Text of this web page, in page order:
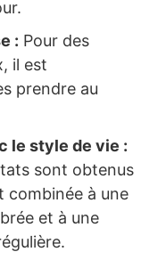
: Pour des
il est
prendre au
le style de vie :
sont obtenus
combinée à une
et à une